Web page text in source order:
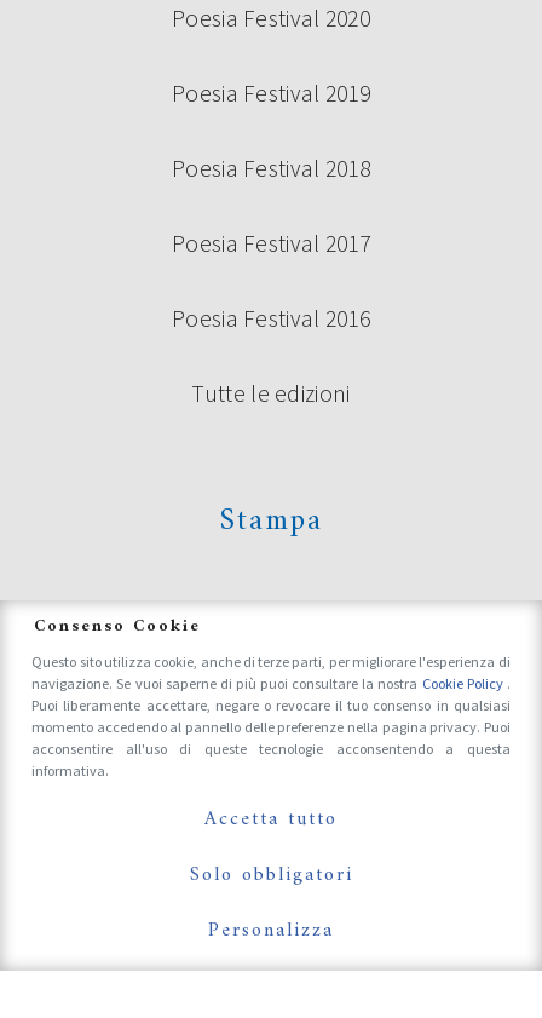
Poesia Festival 2020
Poesia Festival 2019
Poesia Festival 2018
Poesia Festival 2017
Poesia Festival 2016
Tutte le edizioni
Stampa
Accrediti Stampa e Fotografi
Follow Us On
Consenso Cookie
Questo sito utilizza cookie, anche di terze parti, per migliorare l'esperienza di
navigazione. Se vuoi saperne di più puoi consultare la nostra Cookie Policy .
Puoi liberamente accettare, negare o revocare il tuo consenso in qualsiasi
momento accedendo al pannello delle preferenze nella pagina privacy. Puoi
acconsentire all'uso di queste tecnologie acconsentendo a questa
informativa.
Accetta tutto
Solo obbligatori
Personalizza